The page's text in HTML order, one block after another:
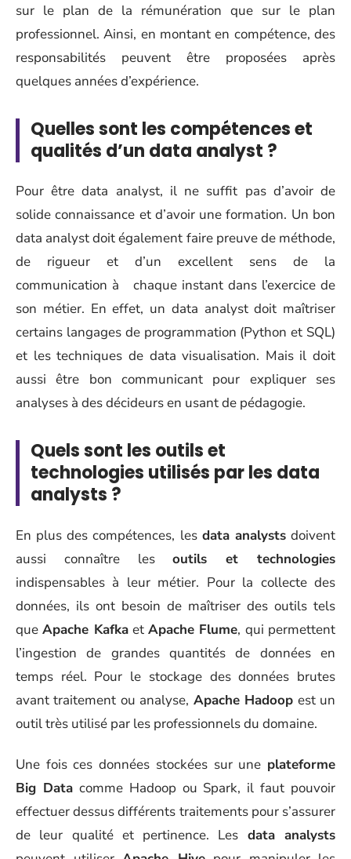
sur le plan de la rémunération que sur le plan
professionnel. Ainsi, en montant en compétence, des
responsabilités peuvent être proposées après
quelques années d’expérience.
Quelles sont les compétences et
qualités d’un data analyst ?
Pour être data analyst, il ne suffit pas d’avoir de
solide connaissance et d’avoir une formation. Un bon
data analyst doit également faire preuve de méthode,
de rigueur et d’un excellent sens de la
communication à chaque instant dans l’exercice de
son métier. En effet, un data analyst doit maîtriser
certains langages de programmation (Python et SQL)
et les techniques de data visualisation. Mais il doit
aussi être bon communicant pour expliquer ses
analyses à des décideurs en usant de pédagogie.
Quels sont les outils et
technologies utilisés par les data
analysts ?
En plus des compétences, les data analystsdoivent
aussi connaître lesoutils et technologies
indispensables à leur métier. Pour la collecte des
données, ils ont besoin de maîtriser des outils tels
queApache KafkaetApache Flume, qui permettent
l’ingestion de grandes quantités de données en
temps réel. Pour le stockage des données brutes
avant traitement ou analyse, Apache Hadoop est un
outil très utilisé par les professionnels du domaine.
Une fois ces données stockées sur une plateforme
Big Datacomme Hadoop ou Spark, il faut pouvoir
effectuer dessus différents traitements pour s’assurer
de leur qualité et pertinence. Les data analysts